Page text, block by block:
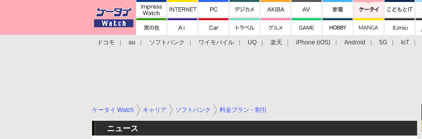
ドコモ au ソフトバンク ワイモバイル UQ 楽天 iPhone (iOS) Android 5G IoT
ケータイ Watch キャリア ソフトバンク 料金プラン・割引
ニュース